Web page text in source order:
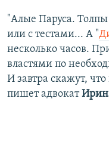
"Алые Паруса.
или с тестами... А "
несколько часов.
властями по
И завтра скажут,
пишет адвокат